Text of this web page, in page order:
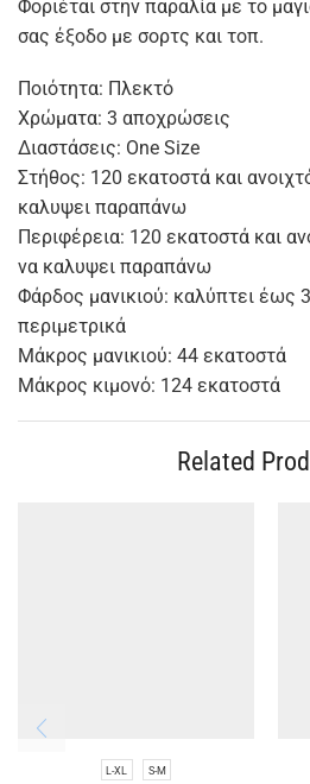
Φοριέται στην παραλία με το
σας έξοδο με σορτς και τοπ.
Ποιότητα: Πλεκτό
Χρώματα: 3 αποχρώσεις
Διαστάσεις: One Size
Στήθος: 120 εκατοστά και
καλυψει παραπάνω
Περιφέρεια: 120 εκατοστά και
να καλυψει παραπάνω
Φάρδος μανικιού: καλύπτει έως
περιμετρικά
Μάκρος μανικιού: 44 εκατοστά
Μάκρος κιμονό: 124 εκατοστά
Related
L-XL S-M